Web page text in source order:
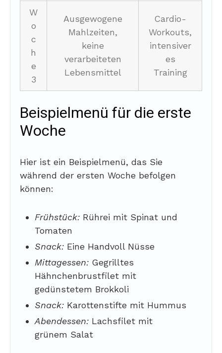
W
o
c
h
e
3
Ausgewogene
Mahlzeiten,
keine
verarbeiteten
Lebensmittel
Cardio-
Workouts,
intensiver
es
Training
Beispielmenü für die erste
Woche
Hier ist ein Beispielmenü, das Sie
während der ersten Woche befolgen
können:
Frühstück: Rührei mit Spinat und
Tomaten
Snack: Eine Handvoll Nüsse
Mittagessen: Gegrilltes
Hähnchenbrustfilet mit
gedünstetem Brokkoli
Snack: Karottenstifte mit Hummus
Abendessen: Lachsfilet mit
grünem Salat